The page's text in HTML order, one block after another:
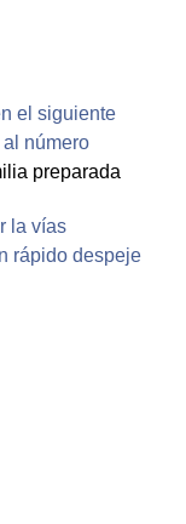
el siguiente
número
preparada
la vías
rápido despeje